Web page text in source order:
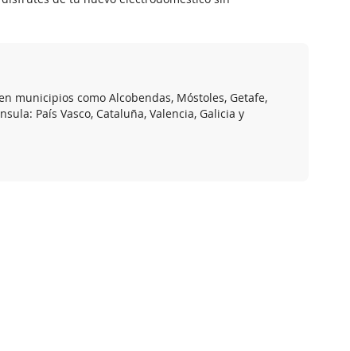
municipios como Alcobendas, Móstoles, Getafe,
País Vasco, Cataluña, Valencia, Galicia y